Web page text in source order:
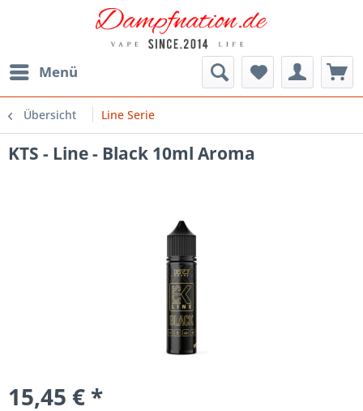
Menü
Übersicht Line Serie
KTS - Line - Black 10ml Aroma
15,45 € *